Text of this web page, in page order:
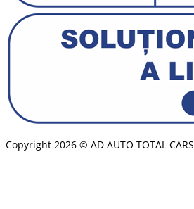
Copyright 2026 © AD AUTO TOTAL CARS